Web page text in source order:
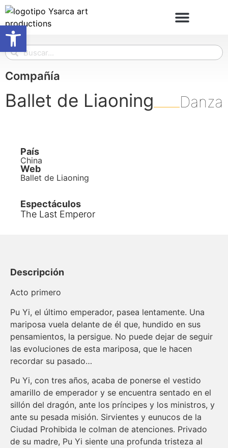
Compañía
Ballet de Liaoning Danza
País
China
Web
Ballet de Liaoning
Espectáculos
The Last Emperor
Descripción
Acto primero
Pu Yi, el último emperador, pasea lentamente. Una
mariposa vuela delante de él que, hundido en sus
pensamientos, la persigue. No puede dejar de seguir
las evoluciones de esta mariposa, que le hacen
recordar su pasado…
Pu Yi, con tres años, acaba de ponerse el vestido
amarillo de emperador y se encuentra sentado en el
sillón del dragón, ante los príncipes y los ministros, y
ante su pesada misión. Sirvientes y eunucos de la
Ciudad Prohibida le colman de atenciones. Privado
de su madre, Pu Yi siente una profunda tristeza al
Abrir barra de herramientas